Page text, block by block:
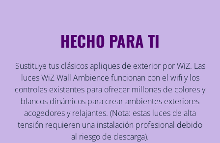
HECHO PARA TI
Sustituye tus clásicos apliques de exterior por WiZ. Las
luces WiZ Wall Ambience funcionan con el wifi y los
controles existentes para ofrecer millones de colores y
blancos dinámicos para crear ambientes exteriores
acogedores y relajantes. (Nota: estas luces de alta
tensión requieren una instalación profesional debido
al riesgo de descarga).